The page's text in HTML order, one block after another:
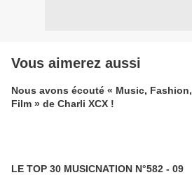
Vous aimerez aussi
Nous avons écouté « Music, Fashion,
Film » de Charli XCX !
LE TOP 30 MUSICNATION N°582 - 09